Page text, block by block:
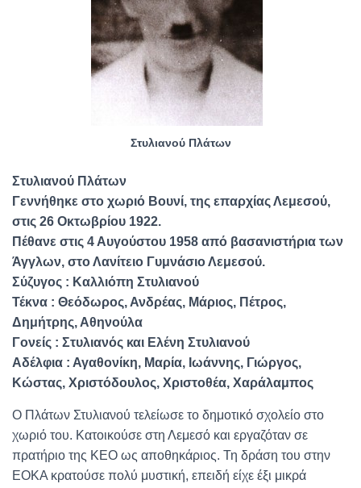
Στυλιανού Πλάτων
Στυλιανού Πλάτων
Γεννήθηκε στο χωριό Βουνί, της επαρχίας Λεμεσού,
στις 26 Οκτωβρίου 1922.
Πέθανε στις 4 Αυγούστου 1958 από βασανιστήρια των
Άγγλων, στο Λανίτειο Γυμνάσιο Λεμεσού.
Σύζυγος : Καλλιόπη Στυλιανού
Τέκνα : Θεόδωρος, Ανδρέας, Μάριος, Πέτρος,
Δημήτρης, Αθηνούλα
Γονείς : Στυλιανός και Ελένη Στυλιανού
Αδέλφια : Αγαθονίκη, Μαρία, Ιωάννης, Γιώργος,
Κώστας, Χριστόδουλος, Χριστοθέα, Χαράλαμπος
Ο Πλάτων Στυλιανού τελείωσε το δημοτικό σχολείο στο
χωριό του. Κατοικούσε στη Λεμεσό και εργαζόταν σε
πρατήριο της ΚΕΟ ως αποθηκάριος. Τη δράση του στην
ΕΟΚΑ κρατούσε πολύ μυστική, επειδή είχε έξι μικρά